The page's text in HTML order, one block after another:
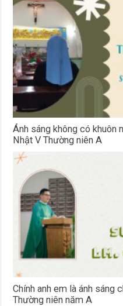
Ánh sáng không có khuôn
Nhật V Thường niên A
Chính anh em là ánh sáng
Thường niên năm A